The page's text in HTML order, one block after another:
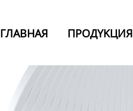
ГЛАВНАЯ ПРОДYKЦИЯ